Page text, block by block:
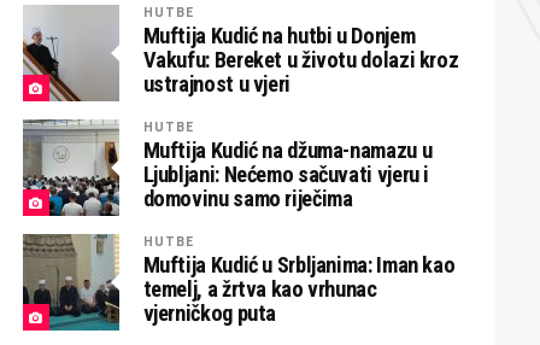
HUTBE
Muftija Kudić na hutbi u Donjem
Vakufu: Bereket u životu dolazi kroz
ustrajnost u vjeri
HUTBE
Muftija Kudić na džuma-namazu u
Ljubljani: Nećemo sačuvati vjeru i
domovinu samo riječima
HUTBE
Muftija Kudić u Srbljanima: Iman kao
temelj, a žrtva kao vrhunac
vjerničkog puta